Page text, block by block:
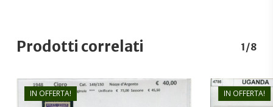
Prodotti correlati 1/8
IN OFFERTA! IN OFFERTA!